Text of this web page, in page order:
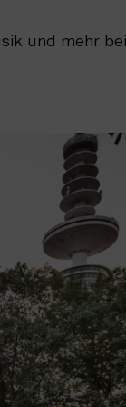
und mehr bei